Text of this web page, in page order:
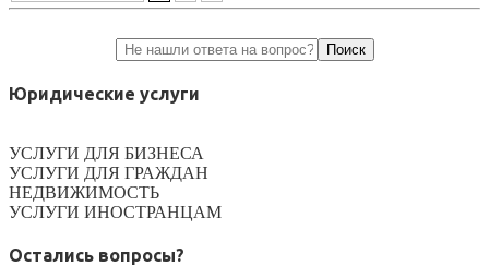
Юридические услуги
УСЛУГИ ДЛЯ БИЗНЕСА
УСЛУГИ ДЛЯ ГРАЖДАН
НЕДВИЖИМОСТЬ
УСЛУГИ ИНОСТРАНЦАМ
Остались вопросы?